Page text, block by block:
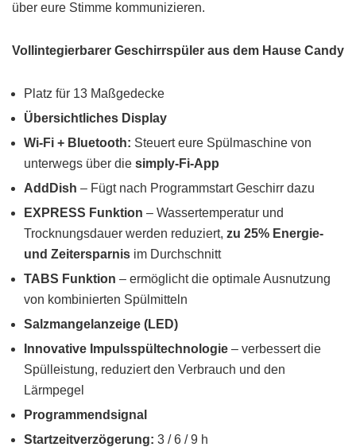
über eure Stimme kommunizieren.
Vollintegierbarer Geschirrspüler aus dem Hause Candy
Platz für 13 Maßgedecke
Übersichtliches Display
Wi-Fi + Bluetooth: Steuert eure Spülmaschine von
unterwegs über die simply-Fi-App
AddDish – Fügt nach Programmstart Geschirr dazu
EXPRESS Funktion – Wassertemperatur und
Trocknungsdauer werden reduziert, zu 25% Energie-
und Zeitersparnis im Durchschnitt
TABS Funktion – ermöglicht die optimale Ausnutzung
von kombinierten Spülmitteln
Salzmangelanzeige (LED)
Innovative Impulsspültechnologie – verbessert die
Spülleistung, reduziert den Verbrauch und den
Lärmpegel
Programmendsignal
Startzeitverzögerung: 3 / 6 / 9 h